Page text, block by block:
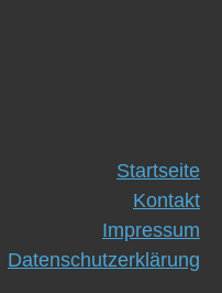
Startseite
Kontakt
Impressum
Datenschutzerklärung